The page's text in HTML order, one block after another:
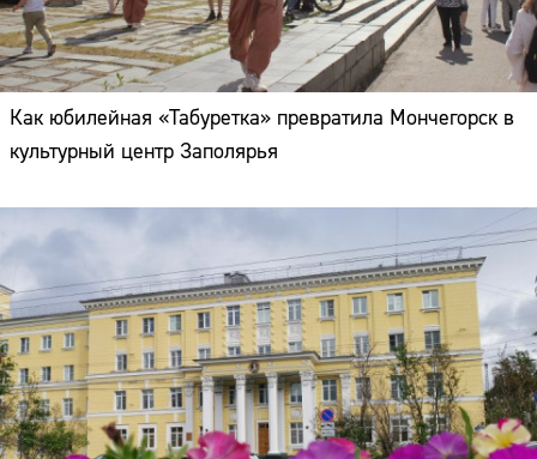
Как юбилейная «Табуретка» превратила Мончегорск в
культурный центр Заполярья